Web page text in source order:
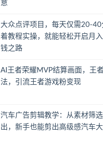
意
大众点评项目，每天仅需20-40
着教程实操，就能轻松开启月
钱之路
AI王者荣耀MVP结算画面，王
法，引流王者游戏粉变现
汽车广告剪辑教学：从素材筛
出，新手也能剪出高级感汽车